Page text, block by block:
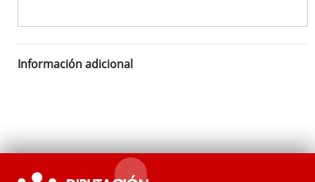
Información adicional